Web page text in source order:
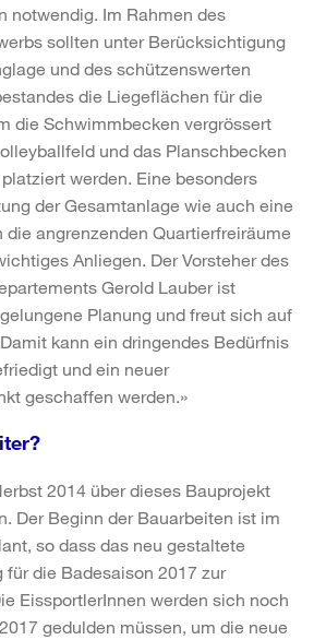
notwendig. Im Rahmen des
sollten unter Berücksichtigung
und des schützenswerten
die Liegeflächen für die
die Schwimmbecken vergrössert
und das Planschbecken
werden. Eine besonders
der Gesamtanlage wie auch eine
die angrenzenden Quartierfreiräume
Anliegen. Der Vorsteher des
Gerold Lauber ist
Planung und freut sich auf
kann ein dringendes Bedürfnis
und ein neuer
geschaffen werden.»
2014 über dieses Bauprojekt
Der Beginn der Bauarbeiten ist im
so dass das neu gestaltete
für die Badesaison 2017 zur
EissportlerInnen werden sich noch
gedulden müssen, um die neue